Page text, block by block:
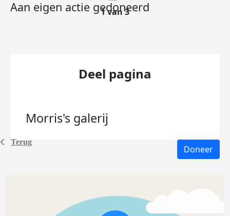
Terug
Aan eigen actie gedoneerd
1 van 3
Deel pagina
Morris's galerij
Doneer